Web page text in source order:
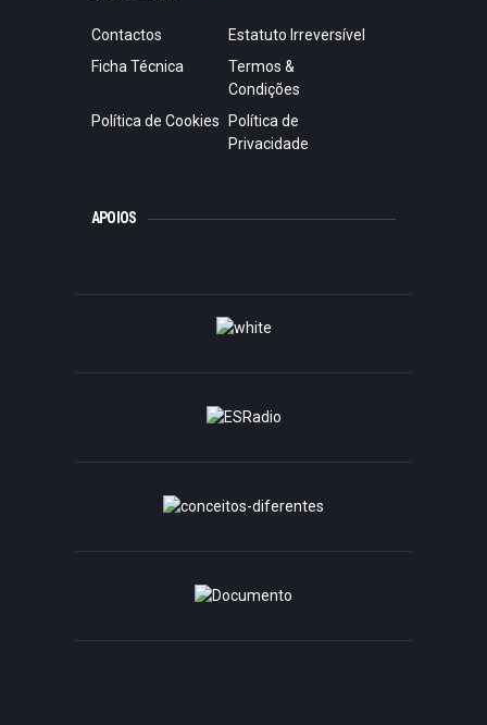
Contactos
Estatuto Irreversível
Ficha Técnica
Termos &
Condições
Política de Cookies
Política de
Privacidade
APOIOS